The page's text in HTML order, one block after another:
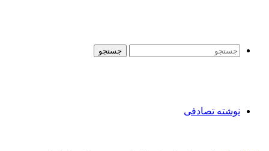
جستجو
نوشته تصادفی